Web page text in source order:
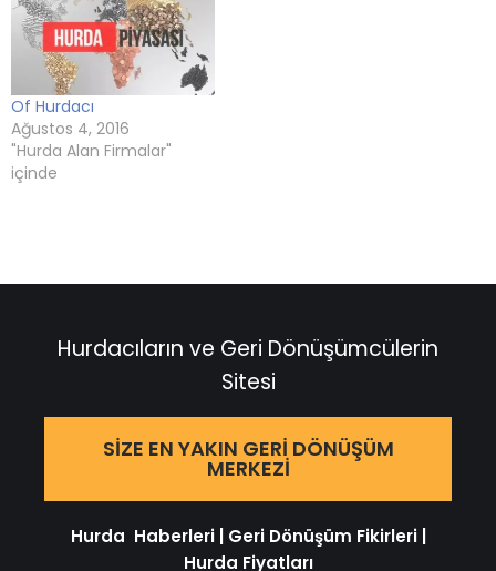
Of Hurdacı
Ağustos 4, 2016
"Hurda Alan Firmalar"
içinde
Hurdacıların ve Geri Dönüşümcülerin
Sitesi
SIZE EN YAKIN GERI DÖNÜŞÜM
MERKEZI
Hurda Haberleri| Geri Dönüşüm Fikirleri|
Hurda Fiyatları